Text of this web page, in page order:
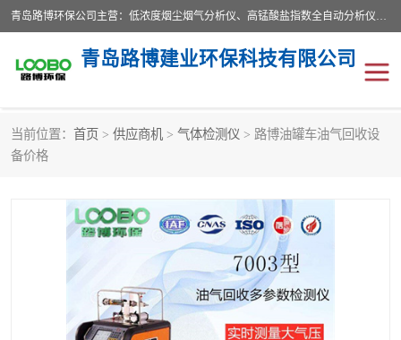
青岛路博环保公司主营：低浓度烟尘烟气分析仪、高锰酸盐指数全自动分析仪、便携式超声波明渠流量计、便携式水质采样器、恒温恒湿称重系统、手持式油烟检测仪等;是一家集环保科研、设计、生产、维护、销售和系统集成为一体的综合性高科技企业。路博人秉承"科学技术是第一生产力的重要理念，倡导环境友好型的生产、生活和消费方式。
青岛路博建业环保科技有限公司
当前位置： 首页 > 供应商机 > 气体检测仪 > 路博油罐车油气回收设
备价格
生物安全柜
水质检测仪 手持式油烟检测仪
恒温恒湿称重系统 二恶英采集器
实验室仪器 LB-8110降水降尘采样器
便携式水质采样器 LB-7035油气回收